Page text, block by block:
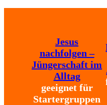
Jesus
nachfolgen –
Jüngerschaft im
Alltag
geeignet für
Startergruppen